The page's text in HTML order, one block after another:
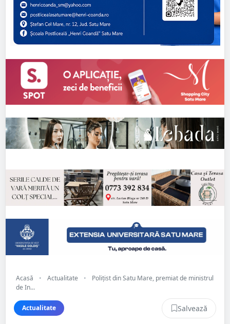
Acasă • Actualitate •
Polițist din Satu Mare, premiat de ministrul
de In...
Actualitate Salvează